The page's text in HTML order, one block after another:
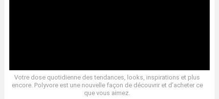
Votre dose quotidienne des tendances, looks, inspirations et plus
encore. Polyvore est une nouvelle façon de découvrir et d’acheter ce
que vous aimez.